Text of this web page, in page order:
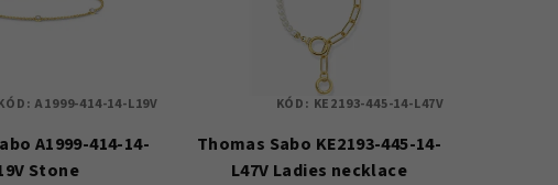
A1999-414-14-
Stone
A1999-414-14-L19V
Thomas Sabo KE2193-445-14-
L47V Ladies necklace
KÓD: KE2193-445-14-L47V